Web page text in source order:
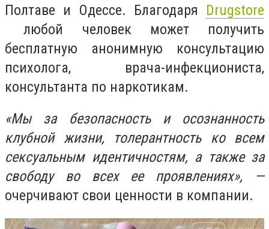
Полтаве и Одессе. Благодаря Drugstore
любой человек может получить
бесплатную анонимную консультацию
психолога, врача-инфекциониста,
консультанта по наркотикам.
«Мы за безопасность и осознанность
клубной жизни, толерантность ко всем
сексуальным идентичностям, а также за
свободу во всех ее проявлениях», —
очерчивают свои ценности в компании.